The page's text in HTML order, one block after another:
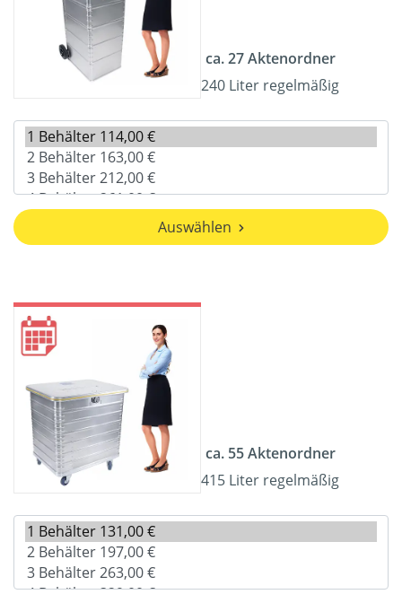
ca. 27 Aktenordner
240 Liter regelmäßig
Auswählen
ca. 55 Aktenordner
415 Liter regelmäßig